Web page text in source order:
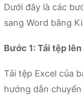
Dưới đây là các
sang Word bằng
Bước 1: Tải tệp
Tải tệp Excel của
hướng dẫn